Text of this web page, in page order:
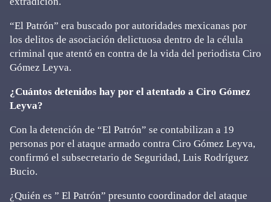
“El Patrón” era buscado por autoridades mexicanas por
los delitos de asociación delictuosa dentro de la célula
criminal que atentó en contra de la vida del periodista Ciro
Gómez Leyva.
¿Cuántos detenidos hay por el atentado a Ciro Gómez
Leyva?
Con la detención de “El Patrón” se contabilizan a 19
personas por el ataque armado contra Ciro Gómez Leyva,
confirmó el subsecretario de Seguridad, Luis Rodríguez
Bucio.
¿Quién es ” El Patrón” presunto coordinador del ataque